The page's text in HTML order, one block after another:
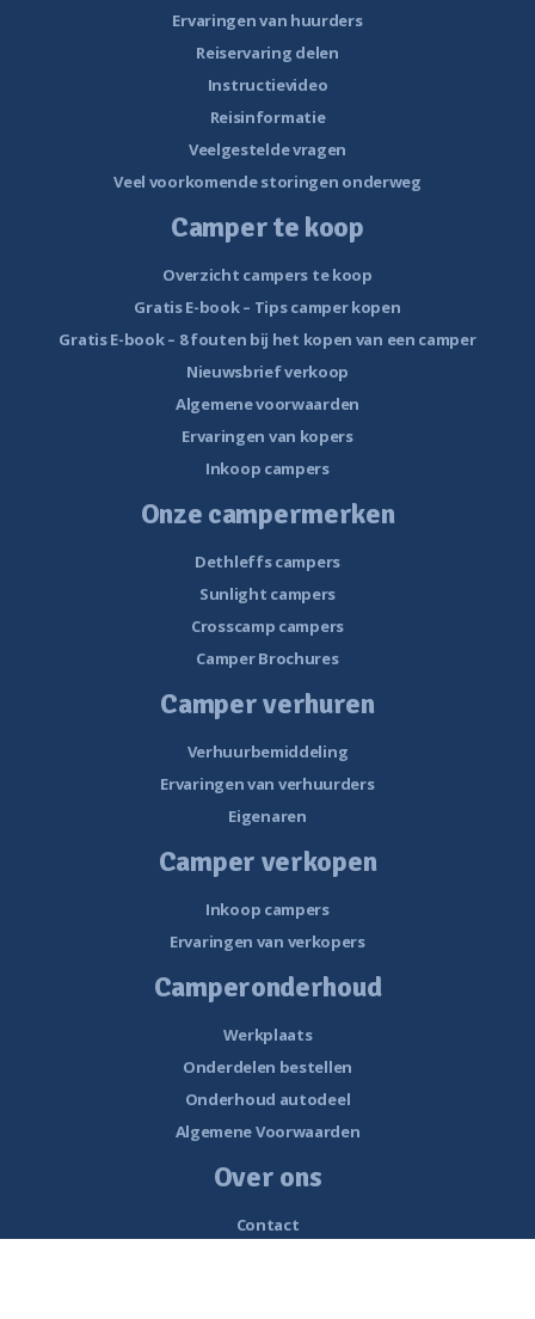
Ervaringen van huurders
Reiservaring delen
Instructievideo
Reisinformatie
Veelgestelde vragen
Veel voorkomende storingen onderweg
Camper te koop
Overzicht campers te koop
Gratis E-book – Tips camper kopen
Gratis E-book – 8 fouten bij het kopen van een camper
Nieuwsbrief verkoop
Algemene voorwaarden
Ervaringen van kopers
Inkoop campers
Onze campermerken
Dethleffs campers
Sunlight campers
Crosscamp campers
Camper Brochures
Camper verhuren
Verhuurbemiddeling
Ervaringen van verhuurders
Eigenaren
Camper verkopen
Inkoop campers
Ervaringen van verkopers
Camperonderhoud
Werkplaats
Onderdelen bestellen
Onderhoud autodeel
Algemene Voorwaarden
Over ons
Contact